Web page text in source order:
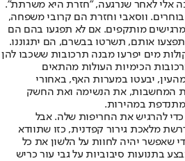
אלי לאחר שנרגעה, "חזרת היא משרתת".
ווסאבי וחזרת הם קרובי משפחה,
מותקפים. אם לא תפגעו בהם הם
אותם, תשרטו בבשרם, הם יתגוננו.
מים יפרעו מבנה תרכובות ששכבו להן
הכימיות העולות מהתאים
יבעטו במערות האף, באחורי
המחשבות, את הנשימה ואת החשק
במהירות.
להרגיש את החריפות שלה. אבל
מלאכת גירור קפדנית, כזו שתוודא
שאפשר יהיה לחוות על הלשון את כל
בתנועות סיבוביות על גבי עור כריש